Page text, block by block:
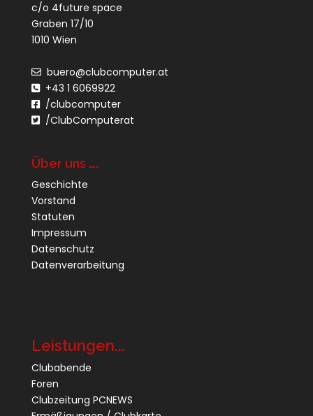
c/o 4future space
Graben 17/10
1010 Wien
buero@clubcomputer.at
+43 1 6069922
/clubcomputer
/ClubComputerat
Über uns ….
Geschichte
Vorstand
Statuten
Impressum
Datenschutz
Datenverarbeitung
Leistungen...
Clubabende
Foren
Clubzeitung PCNEWS